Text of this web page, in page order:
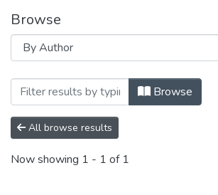
Browse
Browsing кафедра Browse
All browse results
Now showing 1 - 1 of 1